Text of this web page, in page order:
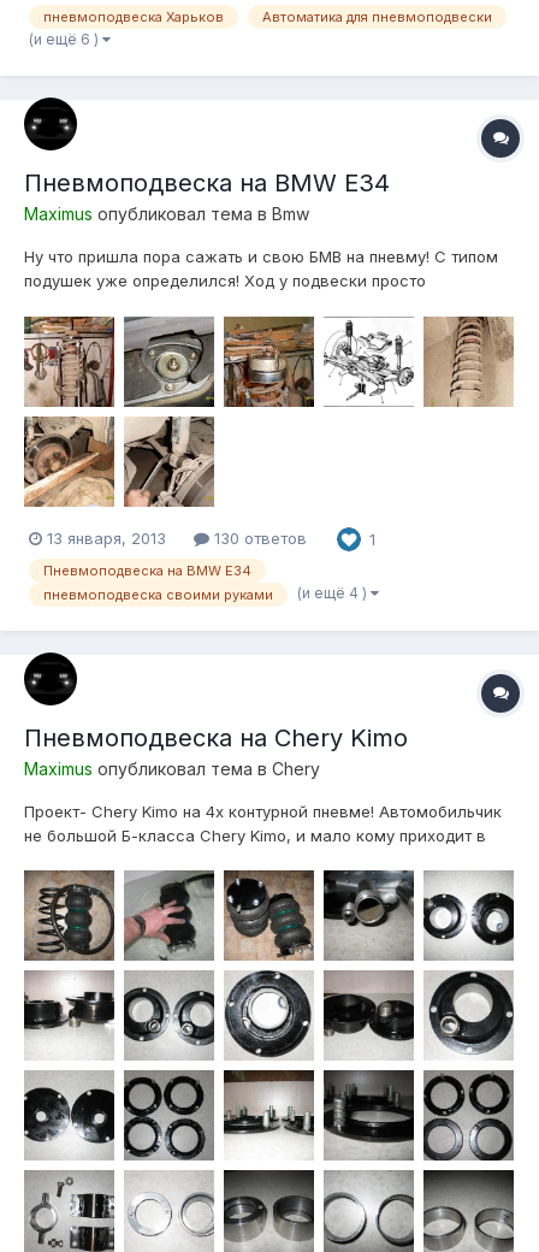
пневмоподвеска Харьков Автоматика для пневмоподвески
(и ещё 6 )
Пневмоподвеска на BMW E34
Maximus опубликовал тема в Bmw
Ну что пришла пора сажать и свою БМВ на пневму! С типом
подушек уже определился! Ход у подвески просто
телескопический 3 т, 194-372 мм, вывесить колесо не
может! Приходится за 2-а раза поднимать! Так это только
ход вверх получается около...
13 января, 2013 130 ответов 1
Пневмоподвеска на BMW E34
пневмоподвеска своими руками
(и ещё 4 )
Пневмоподвеска на Chery Kimo
Maximus опубликовал тема в Chery
Проект- Chery Kimo на 4х контурной пневме! Автомобильчик
не большой Б-класса Chery Kimo, и мало кому приходит в
ассоциируется с внедорожниками и коммерческим
транспортом,- но мы не многие... Размеры и масса
автомобиля:Длина х ширина х высот...